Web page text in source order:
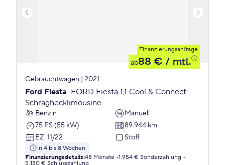
Finanzierungsanfrage
ab88 € / mtl.
Gebrauchtwagen | 2021
Ford Fiesta FORD Fiesta 1,1 Cool & Connect
Schräghecklimousine
Benzin
Manuell
75 PS (55 kW)
89.944 km
EZ: 11/22 Stoff
in 4 bis 8 Wochen
Finanzierungsdetails:48 Monate 1.954 € Sonderzahlung
5.130 € Schlusszahlung